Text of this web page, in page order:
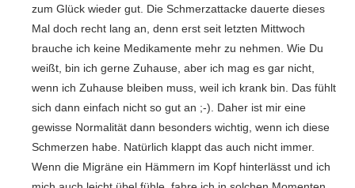
zum Glück wieder gut. Die Schmerzattacke dauerte dieses
Mal doch recht lang an, denn erst seit letzten Mittwoch
brauche ich keine Medikamente mehr zu nehmen. Wie Du
weißt, bin ich gerne Zuhause, aber ich mag es gar nicht,
wenn ich Zuhause bleiben muss, weil ich krank bin. Das fühlt
sich dann einfach nicht so gut an ;-). Daher ist mir eine
gewisse Normalität dann besonders wichtig, wenn ich diese
Schmerzen habe. Natürlich klappt das auch nicht immer.
Wenn die Migräne ein Hämmern im Kopf hinterlässt und ich